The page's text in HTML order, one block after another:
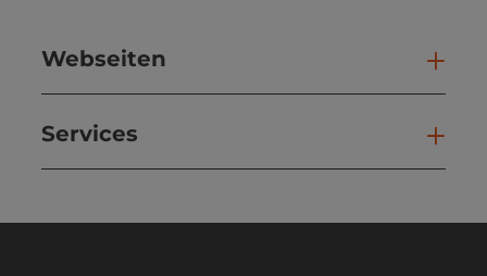
Webseiten
Services